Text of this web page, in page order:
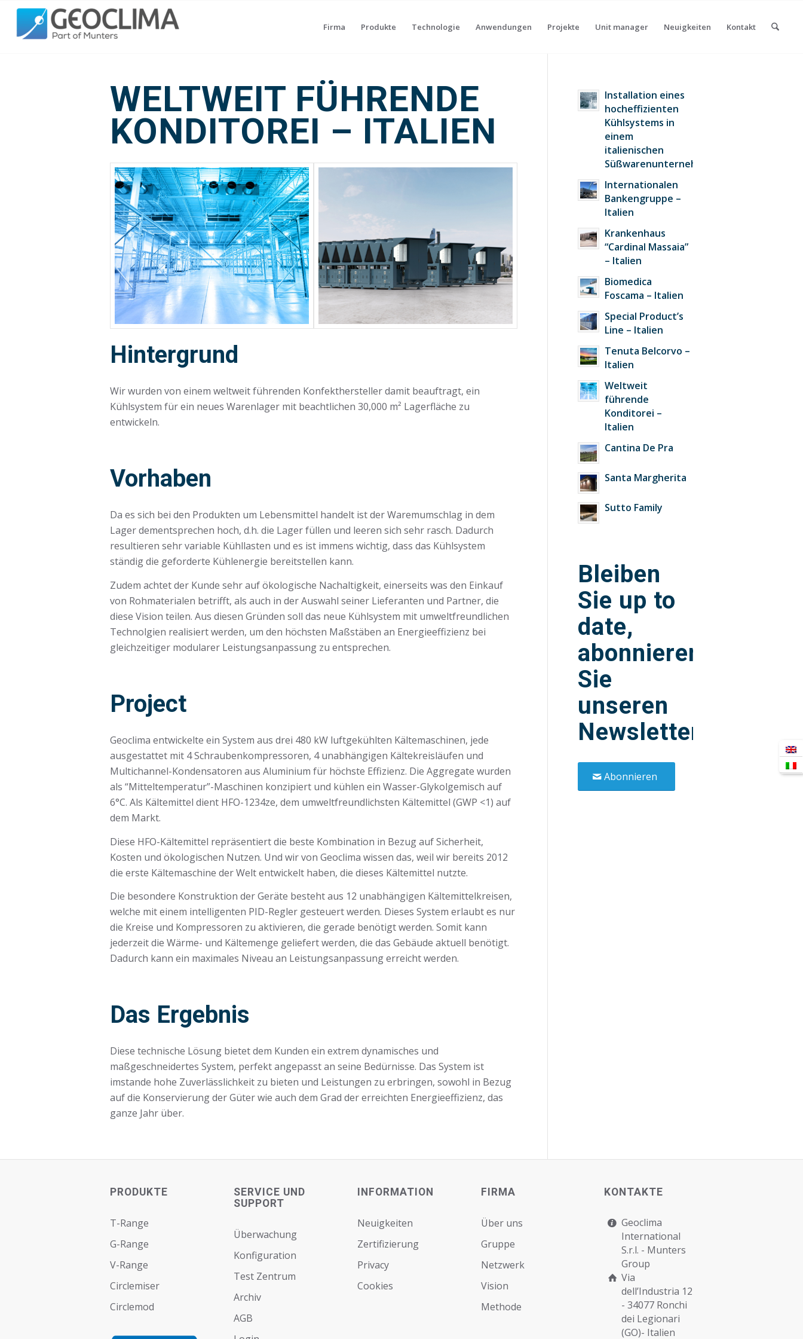
Firma Produkte Technologie Anwendungen Projekte Unit manager Neuigkeiten Kontakt
WELTWEIT FÜHRENDE
KONDITOREI – ITALIEN
Hintergrund
Wir wurden von einem weltweit führenden Konfekthersteller damit beauftragt, ein
Kühlsystem für ein neues Warenlager mit beachtlichen 30,000 m² Lagerfläche zu
entwickeln.
Vorhaben
Da es sich bei den Produkten um Lebensmittel handelt ist der Waremumschlag in dem
Lager dementsprechen hoch, d.h. die Lager füllen und leeren sich sehr rasch. Dadurch
resultieren sehr variable Kühllasten und es ist immens wichtig, dass das Kühlsystem
ständig die geforderte Kühlenergie bereitstellen kann.
Zudem achtet der Kunde sehr auf ökologische Nachaltigkeit, einerseits was den Einkauf
von Rohmaterialen betrifft, als auch in der Auswahl seiner Lieferanten und Partner, die
diese Vision teilen. Aus diesen Gründen soll das neue Kühlsystem mit umweltfreundlichen
Technolgien realisiert werden, um den höchsten Maßstäben an Energieeffizienz bei
gleichzeitiger modularer Leistungsanpassung zu entsprechen.
Project
Geoclima entwickelte ein System aus drei 480 kW luftgekühlten Kältemaschinen, jede
ausgestattet mit 4 Schraubenkompressoren, 4 unabhängigen Kältekreisläufen und
Multichannel-Kondensatoren aus Aluminium für höchste Effizienz. Die Aggregate wurden
als “Mitteltemperatur”-Maschinen konzipiert und kühlen ein Wasser-Glykolgemisch auf
6°C. Als Kältemittel dient HFO-1234ze, dem umweltfreundlichsten Kältemittel (GWP <1) auf
dem Markt.
Diese HFO-Kältemittel repräsentiert die beste Kombination in Bezug auf Sicherheit,
Kosten und ökologischen Nutzen. Und wir von Geoclima wissen das, weil wir bereits 2012
die erste Kältemaschine der Welt entwickelt haben, die dieses Kältemittel nutzte.
Die besondere Konstruktion der Geräte besteht aus 12 unabhängigen Kältemittelkreisen,
welche mit einem intelligenten PID-Regler gesteuert werden. Dieses System erlaubt es nur
die Kreise und Kompressoren zu aktivieren, die gerade benötigt werden. Somit kann
jederzeit die Wärme- und Kältemenge geliefert werden, die das Gebäude aktuell benötigt.
Dadurch kann ein maximales Niveau an Leistungsanpassung erreicht werden.
Das Ergebnis
Diese technische Lösung bietet dem Kunden ein extrem dynamisches und
maßgeschneidertes System, perfekt angepasst an seine Bedürnisse. Das System ist
imstande hohe Zuverlässlichkeit zu bieten und Leistungen zu erbringen, sowohl in Bezug
auf die Konservierung der Güter wie auch dem Grad der erreichten Energieeffizienz, das
ganze Jahr über.
Installation eines
hocheffizienten
Kühlsystems in
einem
italienischen
Süßwarenunternehmen
Internationalen
Bankengruppe –
Italien
Krankenhaus
“Cardinal Massaia”
– Italien
Biomedica
Foscama – Italien
Special Product’s
Line – Italien
Tenuta Belcorvo –
Italien
Weltweit
führende
Konditorei –
Italien
Cantina De Pra
Santa Margherita
Sutto Family
Bleiben
Sie up to
date,
abonnieren
Sie
unseren
Newsletter!
Abonnieren
PRODUKTE
T-Range
G-Range
V-Range
Circlemiser
Circlemod
SERVICE UND
SUPPORT
Überwachung
Konfiguration
Test Zentrum
Archiv
AGB
INFORMATION
Neuigkeiten
Zertifizierung
Privacy
Cookies
FIRMA
Über uns
Gruppe
Netzwerk
Vision
Мethode
KONTAKTE
Geoclima
International
S.r.l. - Munters
Group
Via
dell’Industria 12
- 34077 Ronchi
dei Legionari
(GO)- Italien